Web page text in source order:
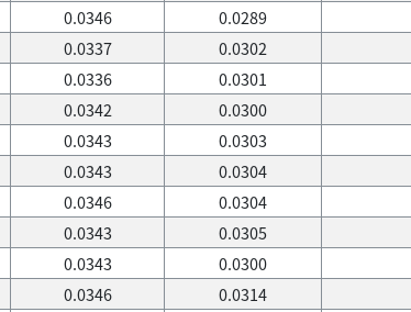
0.0346 0.0289
0.0337 0.0302
0.0336 0.0301
0.0342 0.0300
0.0343 0.0303
0.0343 0.0304
0.0346 0.0304
0.0343 0.0305
0.0343 0.0300
0.0346 0.0314